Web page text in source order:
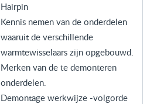
Hairpin
Kennis nemen van de onderdelen
waaruit de verschillende
warmtewisselaars zijn opgebouwd.
Merken van de te demonteren
onderdelen.
Demontage werkwijze -volgorde